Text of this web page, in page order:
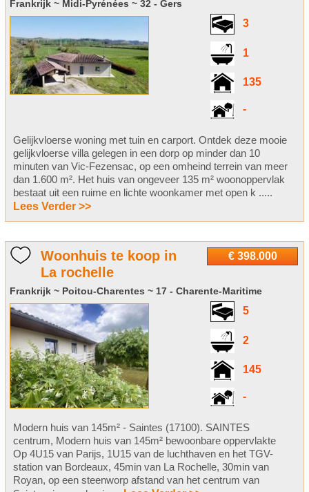
Frankrijk ~ Midi-Pyrénées ~ 32 - Gers
3
1
135
-
Gelijkvloerse woning met tuin en carport. Ontdek deze mooie
gelijkvloerse villa gelegen in een dorp op minder dan 10
minuten van Vic-Fezensac, op een omheind terrein van meer
dan 1.600 m². Het huis van ongeveer 135 m² woonoppervlak
bestaat uit een ruime en lichte woonkamer met open k .....
Lees Verder >>
€ 398.000
Woonhuis te koop in
La rochelle
Frankrijk ~ Poitou-Charentes ~ 17 - Charente-Maritime
5
2
145
-
Modern huis van 145m² - Saintes (17100). SAINTES
centrum, Modern huis van 145m² bewoonbare oppervlakte
Op 4U15 van Parijs, 1U15 van de luchthaven en het TGV-
station van Bordeaux, 45min van La Rochelle, 30min van
Royan, op een steenworp afstand van het centrum van